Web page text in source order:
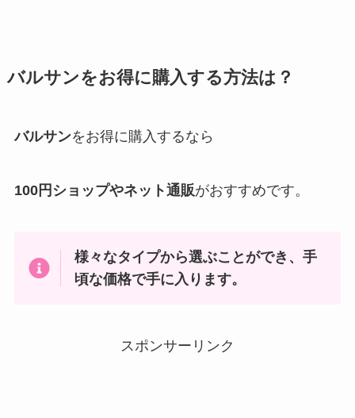
バルサンをお得に購入する方法は？
バルサンをお得に購入するなら
100円ショップやネット通販がおすすめです。
様々なタイプから選ぶことができ、手
頃な価格で手に入ります。
スポンサーリンク